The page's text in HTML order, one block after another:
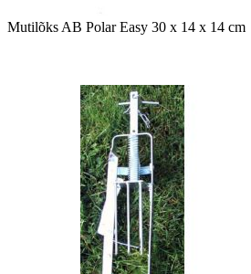
Mutilõks AB Polar Easy 30 x 14 x 14 cm